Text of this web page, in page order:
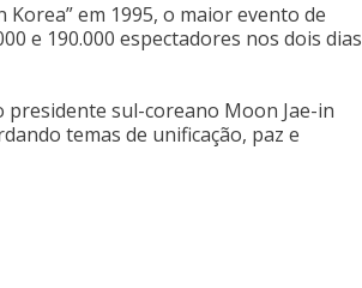
em 1995, o maior evento de
e 190.000 espectadores nos dois dias
presidente sul-coreano Moon Jae-in
temas de unificação, paz e